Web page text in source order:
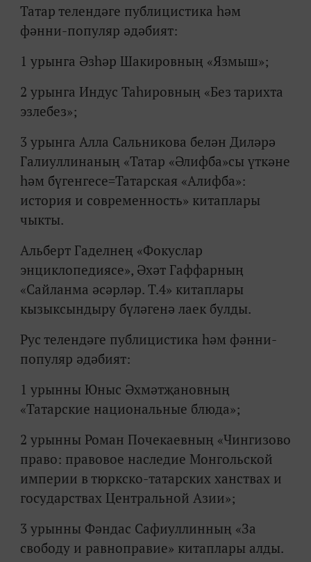
Татар телендәге публицистика һәм
фәнни-популяр әдәбият:
1 урынга Әзһәр Шакировның «Язмыш»;
2 урынга Индус Таһировның «Без тарихта
эзлебез»;
3 урынга Алла Сальникова белән Диләрә
Галиуллинаның «Татар «Әлифба»сы үткәне
һәм бүгенгесе=Татарская «Алифба»:
история и современность» китаплары
чыкты.
Альберт Гаделнең «Фокуслар
энциклопедиясе», Әхәт Гаффарның
«Сайланма әсәрләр. Т.4» китаплары
кызыксындыру бүләгенә лаек булды.
Рус телендәге публицистика һәм фәнни-
популяр әдәбият:
1 урынны Юныс Әхмәтҗановның
«Татарские национальные блюда»;
2 урынны Роман Почекаевның «Чингизово
право: правовое наследие Монгольской
империи в тюркско-татарских ханствах и
государствах Центральной Азии»;
3 урынны Фәндас Сафиуллинның «За
свободу и равноправие» китаплары алды.